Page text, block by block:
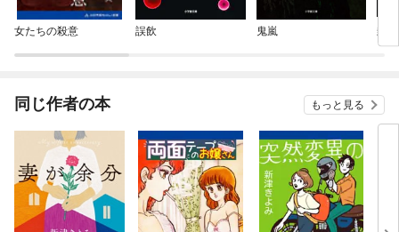
女たちの殺意 誤飲 鬼嵐 封鎖
同じ作者の本 もっと見る